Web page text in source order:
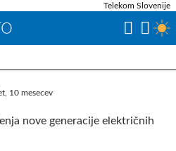
Telekom Slovenije
10 mesecev
nove generacije električnih